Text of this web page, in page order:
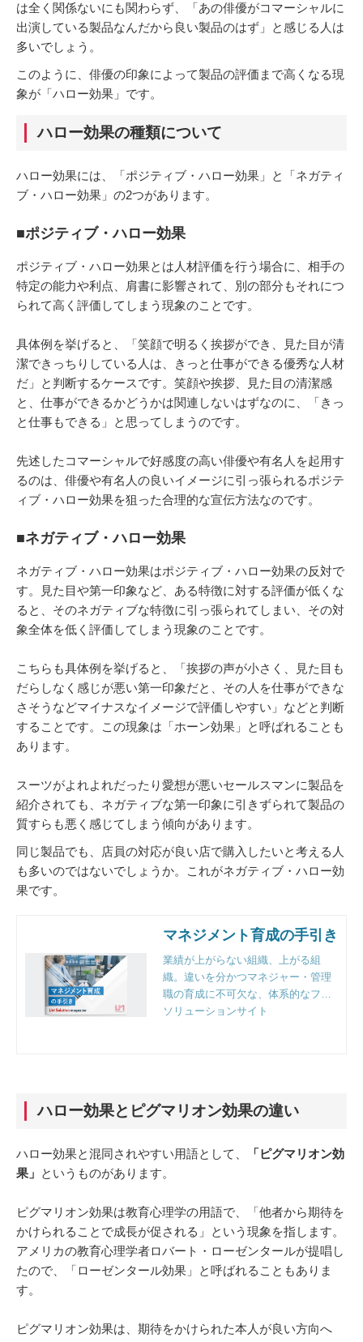
は全く関係ないにも関わらず、「あの俳優がコマーシャルに
出演している製品なんだから良い製品のはず」と感じる人は
多いでしょう。
このように、俳優の印象によって製品の評価まで高くなる現
象が「ハロー効果」です。
ハロー効果の種類について
ハロー効果には、「ポジティブ・ハロー効果」と「ネガティ
ブ・ハロー効果」の2つがあります。
■ポジティブ・ハロー効果
ポジティブ・ハロー効果とは人材評価を行う場合に、相手の
特定の能力や利点、肩書に影響されて、別の部分もそれにつ
られて高く評価してしまう現象のことです。
具体例を挙げると、「笑顔で明るく挨拶ができ、見た目が清
潔できっちりしている人は、きっと仕事ができる優秀な人材
だ」と判断するケースです。笑顔や挨拶、見た目の清潔感
と、仕事ができるかどうかは関連しないはずなのに、「きっ
と仕事もできる」と思ってしまうのです。
先述したコマーシャルで好感度の高い俳優や有名人を起用す
るのは、俳優や有名人の良いイメージに引っ張られるポジテ
ィブ・ハロー効果を狙った合理的な宣伝方法なのです。
■ネガティブ・ハロー効果
ネガティブ・ハロー効果はポジティブ・ハロー効果の反対で
す。見た目や第一印象など、ある特徴に対する評価が低くな
ると、そのネガティブな特徴に引っ張られてしまい、その対
象全体を低く評価してしまう現象のことです。
こちらも具体例を挙げると、「挨拶の声が小さく、見た目も
だらしなく感じが悪い第一印象だと、その人を仕事ができな
さそうなどマイナスなイメージで評価しやすい」などと判断
することです。この現象は「ホーン効果」と呼ばれることも
あります。
スーツがよれよれだったり愛想が悪いセールスマンに製品を
紹介されても、ネガティブな第一印象に引きずられて製品の
質すらも悪く感じてしまう傾向があります。
同じ製品でも、店員の対応が良い店で購入したいと考える人
も多いのではないでしょうか。これがネガティブ・ハロー効
果です。
マネジメント育成の手引き
業績が上がらない組織、上がる組
織。違いを分かつマネジャー・管理
職の育成に不可欠な、体系的なフレ
ームワークと実践のポイントとは。
ソリューションサイト
ハロー効果とピグマリオン効果の違い
ハロー効果と混同されやすい用語として、
「ピグマリオン効
果」 というものがあります。
ピグマリオン効果は教育心理学の用語で、「他者から期待を
かけられることで成長が促される」という現象を指します。
アメリカの教育心理学者ロバート・ローゼンタールが提唱し
たので、「ローゼンタール効果」と呼ばれることもありま
す。
ピグマリオン効果は、期待をかけられた本人が良い方向へ